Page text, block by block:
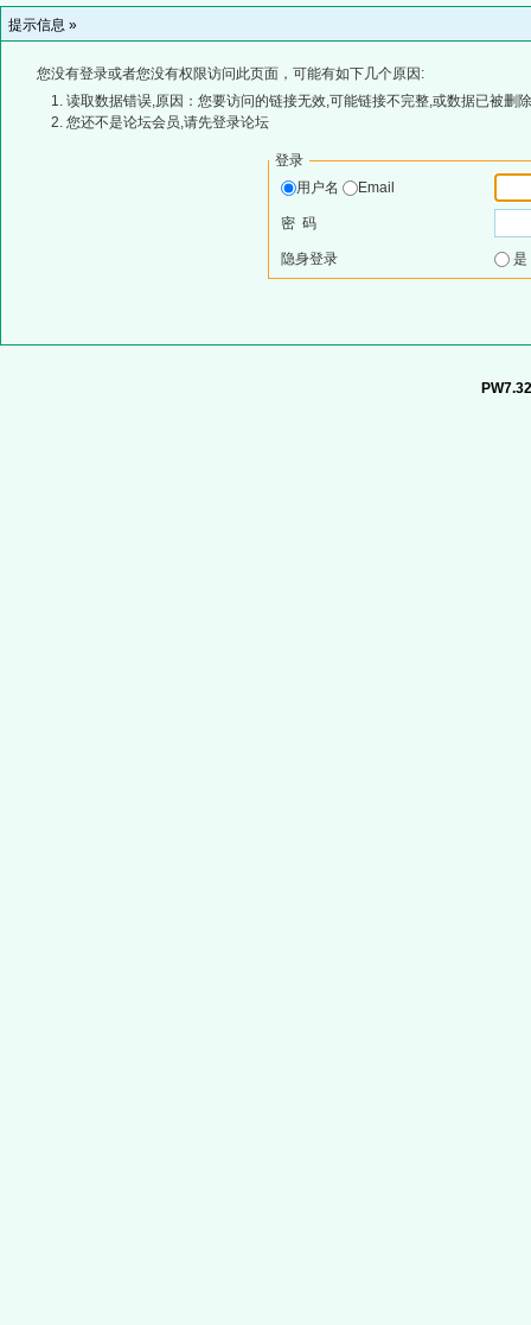
提示信息 »
您没有登录或者您没有权限访问此页面，可能有如下几个原因:
读取数据错误,原因：您要访问的链接无效,可能链接不完整,或数据已被删
您还不是论坛会员,请先登录论坛
登录
用户名
Email
密 码
隐身登录